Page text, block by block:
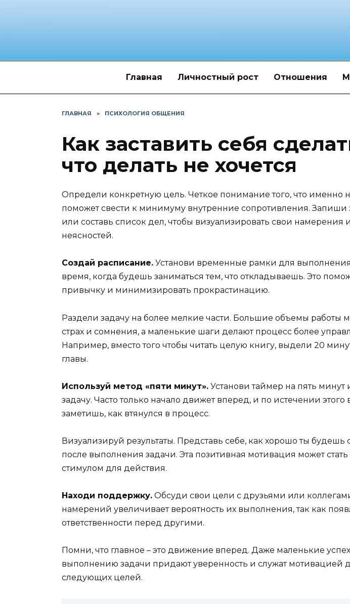
Главная Личностный рост Отношения
ГЛАВНАЯ » ПСИХОЛОГИЯ ОБЩЕНИЯ
Как заставить себя
что делать не хочется
Определи конкретную цель. Четкое понимание того, что именно
поможет свести к минимуму внутренние сопротивления. Запиши
или составь список дел, чтобы визуализировать свои намерения
неясностей.
Создай расписание. Установи временные рамки для
время, когда будешь заниматься тем, что откладываешь. Это
привычку и минимизировать прокрастинацию.
Раздели задачу на более мелкие части. Большие объемы работы
страх и сомнения, а маленькие шаги делают процесс более
Например, вместо того чтобы читать целую книгу, выдели 20
главы.
Используй метод «пяти минут». Установи таймер на пять
задачу. Часто только начало движет вперед, и по истечении
заметишь, как втянулся в процесс.
Визуализируй результаты. Представь себе, как хорошо ты будешь
после выполнения задачи. Эта позитивная мотивация может
стимулом для действия.
Находи поддержку. Обсуди свои цели с друзьями или
намерений увеличивает вероятность их выполнения, так как
ответственности перед другими.
Помни, что главное – это движение вперед. Даже маленькие
выполнению задачи придают уверенность и служат мотивацией
следующих целей.